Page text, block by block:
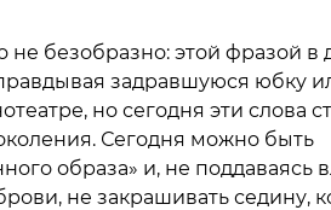
не безобразно: этой фразой в
задравшуюся юбку
но сегодня эти слова
Сегодня можно быть
образа» и, не поддаваясь
не закрашивать седину,